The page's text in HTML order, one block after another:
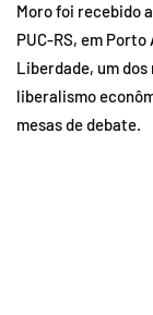
Moro foi recebido
PUC-RS, em
Liberdade, um
liberalismo
mesas de debate.